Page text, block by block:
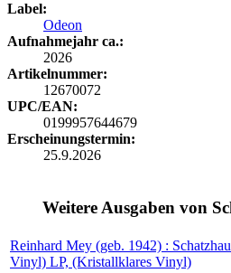
Label:
Odeon
Aufnahmejahr ca.:
2026
Artikelnummer:
12670072
UPC/EAN:
0199957644679
Erscheinungstermin:
25.9.2026
Weitere Ausgaben von
Reinhard Mey (geb. 1942) :
Vinyl) LP, (Kristallklares Vinyl)